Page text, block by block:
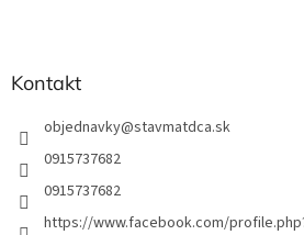
Kontakt
objednavky@stavmatdca.sk
0915737682
0915737682
https://www.facebook.com/